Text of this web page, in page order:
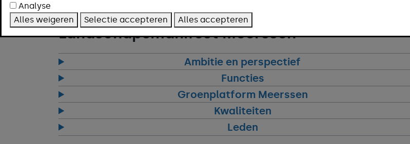
Landschapsmanifest Meerssen
Ambitie en perspectief
Functies
Groenplatform Meerssen
Kwaliteiten
Leden
Analyse
Alles weigeren
Selectie accepteren Alles accepteren